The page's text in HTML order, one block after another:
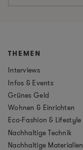
THEMEN
Interviews
Infos & Events
Grünes Geld
Wohnen & Einrichten
Eco-Fashion & Lifestyle
Nachhaltige Technik
Nachhaltige Materialien